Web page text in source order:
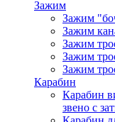
Зажим
Зажим
Зажим
Зажим
Зажим
Зажим
Карабин
Карабин
звено с